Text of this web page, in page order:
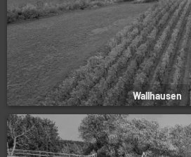
Wallhausen